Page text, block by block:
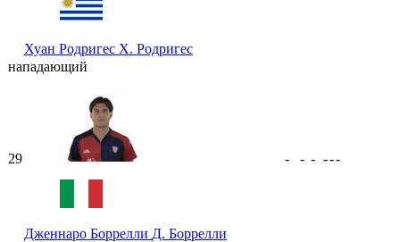
Хуан Родригес Х. Родригес
нападающий
29
Дженнаро Боррелли Д. Боррелли
- - - ---